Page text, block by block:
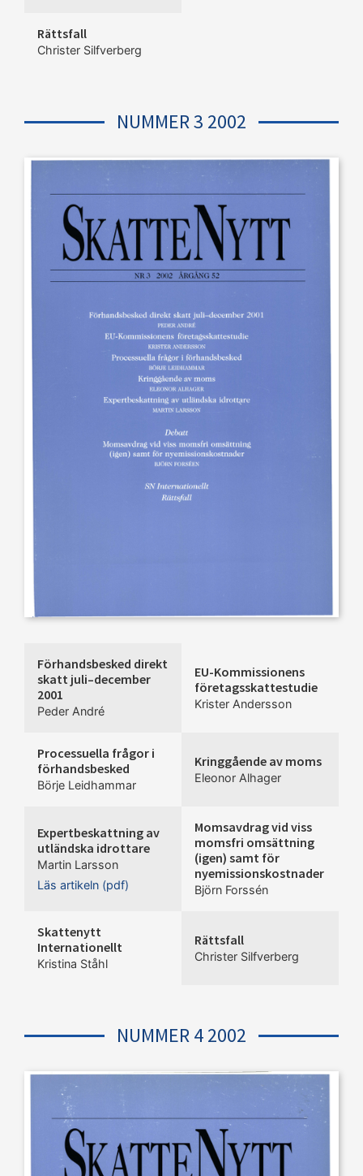
Rättsfall
Christer Silfverberg
NUMMER 3 2002
Förhandsbesked direkt
skatt juli–december
2001
Peder André
EU-Kommissionens
företagsskattestudie
Krister Andersson
Processuella frågor i
förhandsbesked
Börje Leidhammar
Kringgående av moms
Eleonor Alhager
Expertbeskattning av
utländska idrottare
Martin Larsson
Läs artikeln (pdf)
Momsavdrag vid viss
momsfri omsättning
(igen) samt för
nyemissionskostnader
Björn Forssén
Skattenytt
Internationellt
Kristina Ståhl
Rättsfall
Christer Silfverberg
NUMMER 4 2002